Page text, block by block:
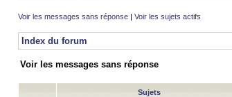
Voir les messages sans réponse | Voir les sujets actifs
Index du forum
Voir les messages sans réponse
Sujets